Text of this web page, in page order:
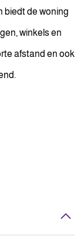
biedt de woning
winkels en
afstand en ook